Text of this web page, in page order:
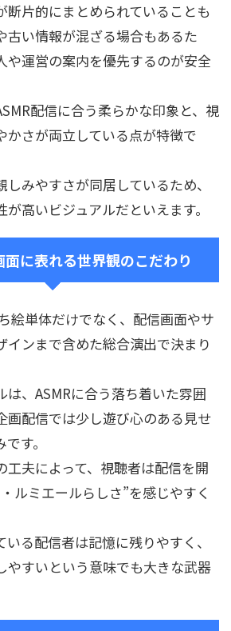
断片的にまとめられていることも
古い情報が混ざる場合もあるた
や運営の案内を優先するのが安全
配信に合う柔らかな印象と、視
かさが両立している点が特徴で
みやすさが同居しているため、
高いビジュアルだといえます。
に表れる世界観のこだわり
絵単体だけでなく、配信画面やサ
インまで含めた総合演出で決まり
は、ASMRに合う落ち着いた雰囲
画配信では少し遊び心のある見せ
す。
工夫によって、視聴者は配信を開
ルミエールらしさ”を感じやすく
る配信者は記憶に残りやすく、
やすいという意味でも大きな武器